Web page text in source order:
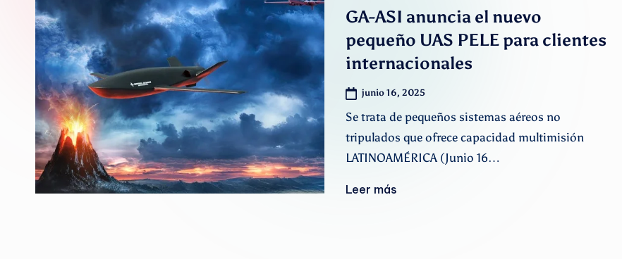
o
g
e
GA-ASI anuncia el nuevo
pequeño UAS PELE para clientes
internacionales
junio 16, 2025
Se trata de pequeños sistemas aéreos no
tripulados que ofrece capacidad multimisión
LATINOAMÉRICA (Junio 16…
Leer más